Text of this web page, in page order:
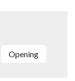
opening